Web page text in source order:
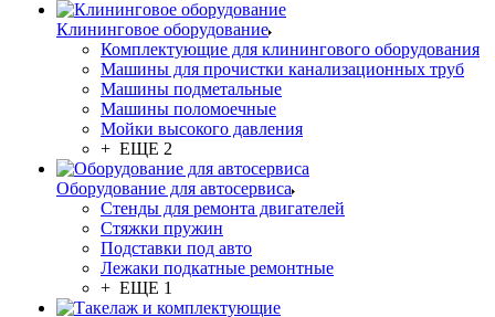
Клининговое оборудование
Комплектующие для клинингового оборудования
Машины для прочистки канализационных труб
Машины подметальные
Машины поломоечные
Мойки высокого давления
+ ЕЩЕ 2
Оборудование для автосервиса
Стенды для ремонта двигателей
Стяжки пружин
Подставки под авто
Лежаки подкатные ремонтные
+ ЕЩЕ 1